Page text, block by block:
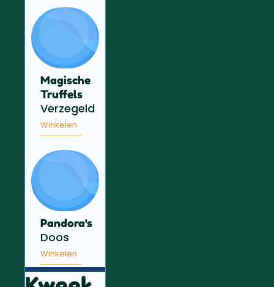
Magische
Truffels
Verzegeld
Winkelen
Pandora's
Doos
Winkelen